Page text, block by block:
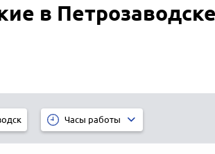
в
Часы работы